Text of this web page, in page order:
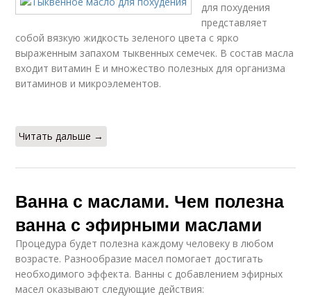
для похудения
представляет
собой вязкую жидкость зеленого цвета с ярко
выраженным запахом тыквенных семечек. В состав масла
входит витамин Е и множество полезных для организма
витаминов и микроэлементов.
Читать дальше →
Ванна с маслами. Чем полезна
ванна с эфирными маслами
Процедура будет полезна каждому человеку в любом
возрасте. Разнообразие масел помогает достигать
необходимого эффекта. Ванны с добавлением эфирных
масел оказывают следующие действия: